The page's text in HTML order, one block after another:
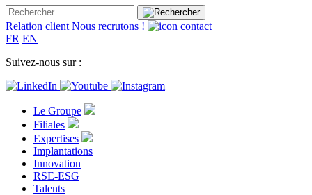
Relation client Nous recrutons !
FR EN
Suivez-nous sur :
Le Groupe
Filiales
Expertises
Implantations
Innovation
RSE-ESG
Talents